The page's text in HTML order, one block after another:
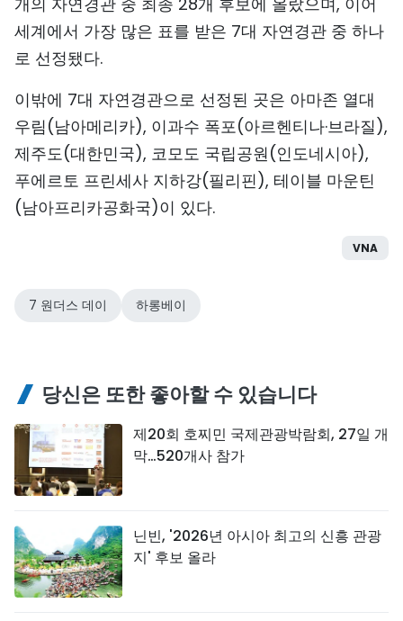
세계에서 가장 많은 표를 받은 7대 자연경관 중 하나
로 선정됐다.
이밖에 7대 자연경관으로 선정된 곳은 아마존 열대
우림(남아메리카), 이과수 폭포(아르헨티나·브라질),
제주도(대한민국), 코모도 국립공원(인도네시아),
푸에르토 프린세사 지하강(필리핀), 테이블 마운틴
(남아프리카공화국)이 있다.
VNA
7 원더스 데이 하롱베이
당신은 또한 좋아할 수 있습니다
제20회 호찌민 국제관광박람회, 27일 개
막…520개사 참가
닌빈, '2026년 아시아 최고의 신흥 관광
지' 후보 올라